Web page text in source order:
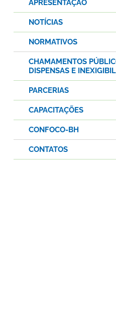
APRESENTAÇÃO
NOTÍCIAS
NORMATIVOS
CHAMAMENTOS
DISPENSAS E
PARCERIAS
CAPACITAÇÕES
CONFOCO-BH
CONTATOS